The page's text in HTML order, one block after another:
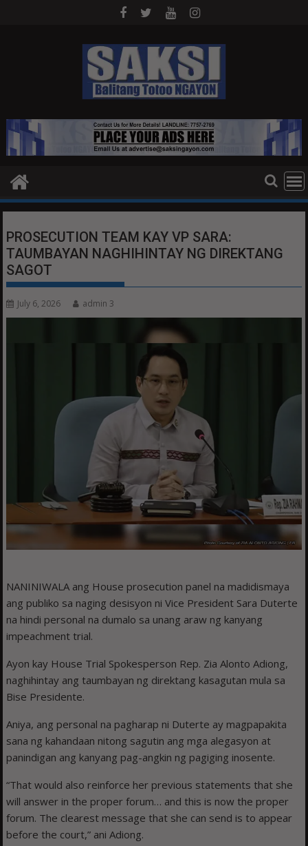
PROSECUTION TEAM KAY VP SARA:
TAUMBAYAN NAGHIHINTAY NG DIREKTANG
SAGOT
July 6, 2026 admin 3
NANINIWALA ang House prosecution panel na madidismaya
ang publiko sa naging desisyon ni Vice President Sara Duterte
na hindi personal na dumalo sa unang araw ng kanyang
impeachment trial.
Ayon kay House Trial Spokesperson Rep. Zia Alonto Adiong,
naghihintay ang taumbayan ng direktang kasagutan mula sa
Bise Presidente.
Aniya, ang personal na pagharap ni Duterte ay magpapakita
sana ng kahandaan nitong sagutin ang mga alegasyon at
panindigan ang kanyang pag-angkin ng pagiging inosente.
“That would also reinforce her previous statements that she
will answer in the proper forum… and this is now the proper
forum. The clearest message that she can send is to appear
before the court,” ani Adiong.